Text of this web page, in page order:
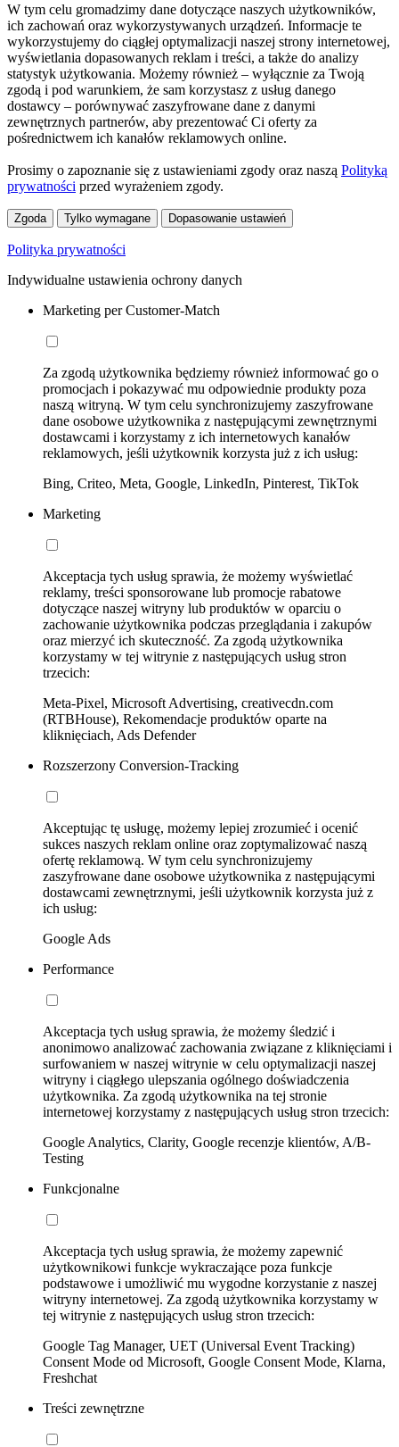
W tym celu gromadzimy dane dotyczące naszych użytkowników,
ich zachowań oraz wykorzystywanych urządzeń. Informacje te
wykorzystujemy do ciągłej optymalizacji naszej strony internetowej,
wyświetlania dopasowanych reklam i treści, a także do analizy
statystyk użytkowania. Możemy również – wyłącznie za Twoją
zgodą i pod warunkiem, że sam korzystasz z usług danego
dostawcy – porównywać zaszyfrowane dane z danymi
zewnętrznych partnerów, aby prezentować Ci oferty za
pośrednictwem ich kanałów reklamowych online.
Prosimy o zapoznanie się z ustawieniami zgody oraz naszą Polityką
prywatności przed wyrażeniem zgody.
Zgoda Tylko wymagane Dopasowanie ustawień
Polityka prywatności
Indywidualne ustawienia ochrony danych
Marketing per Customer-Match
Za zgodą użytkownika będziemy również informować go o
promocjach i pokazywać mu odpowiednie produkty poza
naszą witryną. W tym celu synchronizujemy zaszyfrowane
dane osobowe użytkownika z następującymi zewnętrznymi
dostawcami i korzystamy z ich internetowych kanałów
reklamowych, jeśli użytkownik korzysta już z ich usług:
Bing, Criteo, Meta, Google, LinkedIn, Pinterest, TikTok
Marketing
Akceptacja tych usług sprawia, że możemy wyświetlać
reklamy, treści sponsorowane lub promocje rabatowe
dotyczące naszej witryny lub produktów w oparciu o
zachowanie użytkownika podczas przeglądania i zakupów
oraz mierzyć ich skuteczność. Za zgodą użytkownika
korzystamy w tej witrynie z następujących usług stron
trzecich:
Meta-Pixel, Microsoft Advertising, creativecdn.com
(RTBHouse), Rekomendacje produktów oparte na
kliknięciach, Ads Defender
Rozszerzony Conversion-Tracking
Akceptując tę usługę, możemy lepiej zrozumieć i ocenić
sukces naszych reklam online oraz zoptymalizować naszą
ofertę reklamową. W tym celu synchronizujemy
zaszyfrowane dane osobowe użytkownika z następującymi
dostawcami zewnętrznymi, jeśli użytkownik korzysta już z
ich usług:
Google Ads
Performance
Akceptacja tych usług sprawia, że możemy śledzić i
anonimowo analizować zachowania związane z kliknięciami i
surfowaniem w naszej witrynie w celu optymalizacji naszej
witryny i ciągłego ulepszania ogólnego doświadczenia
użytkownika. Za zgodą użytkownika na tej stronie
internetowej korzystamy z następujących usług stron trzecich:
Google Analytics, Clarity, Google recenzje klientów, A/B-
Testing
Funkcjonalne
Akceptacja tych usług sprawia, że możemy zapewnić
użytkownikowi funkcje wykraczające poza funkcje
podstawowe i umożliwić mu wygodne korzystanie z naszej
witryny internetowej. Za zgodą użytkownika korzystamy w
tej witrynie z następujących usług stron trzecich:
Google Tag Manager, UET (Universal Event Tracking)
Consent Mode od Microsoft, Google Consent Mode, Klarna,
Freshchat
Treści zewnętrzne